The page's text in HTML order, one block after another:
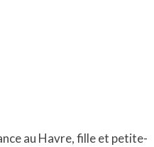
au Havre, fille et petite-